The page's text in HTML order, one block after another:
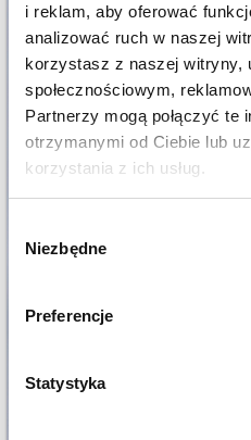
i reklam, aby oferować
analizować ruch w naszej
korzystasz z naszej witryny,
społecznościowym,
Partnerzy mogą połączyć te
otrzymanymi od Ciebie lub
korzystania z ich usług.
zgody
Niezbędne
Preferencje
Statystyka